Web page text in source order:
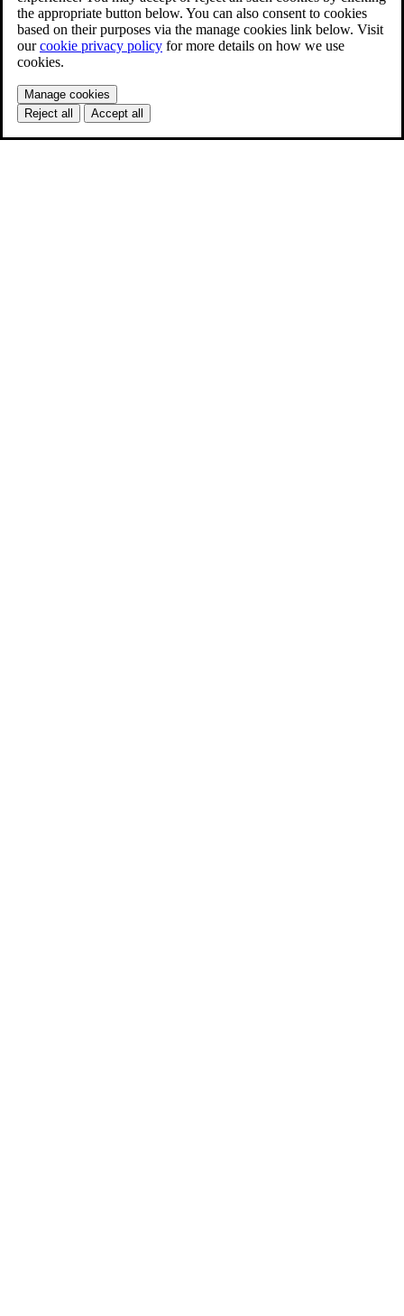
the appropriate button below. You can also consent to cookies
based on their purposes via the manage cookies link below. Visit
ourcookie privacy policy for more details on how we use
cookies.
Manage cookies
Reject all
Accept all